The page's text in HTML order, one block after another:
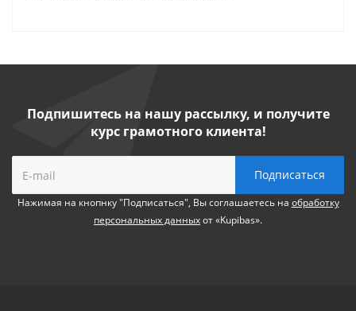
Подпишитесь на нашу рассылку, и получите
курс грамотного клиента!
Нажимая на кнопнку "Подписаться", Вы соглашаетесь на обработку
персональных данныхот «Kupibas».